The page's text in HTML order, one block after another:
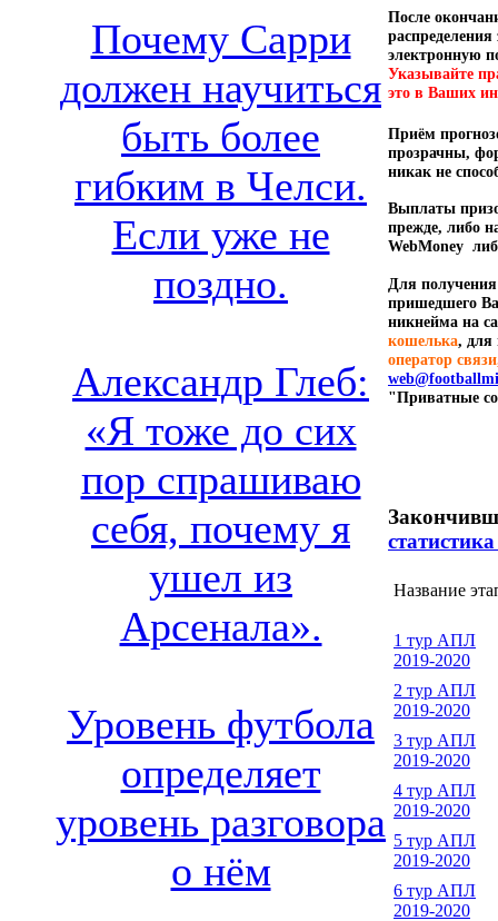
Почему Сарри
должен научиться
быть более
гибким в Челси.
Если уже не
поздно.
Александр Глеб:
«Я тоже до сих
пор спрашиваю
себя, почему я
ушел из
Арсенала».
Уровень футбола
определяет
уровень разговора
о нём
После
электронную
Указывайте
это в Ваших
Приём
прозрачны,
никак не
Выплаты
прежде, либо
WebMoney
Для
пришедшего
никнейма на
кошелька, для
оператор
"Приватные
Название
1 тур АПЛ
2019-2020
2 тур АПЛ
2019-2020
3 тур АПЛ
2019-2020
4 тур АПЛ
2019-2020
5 тур АПЛ
2019-2020
6 тур АПЛ
2019-2020